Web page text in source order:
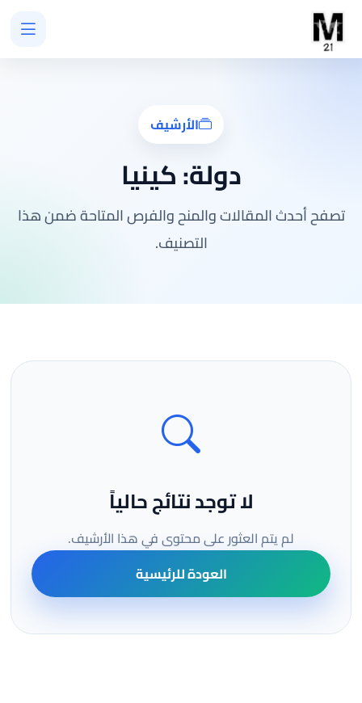
الأرشيف
دولة:كينيا
تصفح أحدث المقالات والمنح والفرص المتاحة ضمن هذا
التصنيف.
لا توجد نتائج حالياً
لم يتم العثور على محتوى في هذا الأرشيف.
العودة للرئيسية